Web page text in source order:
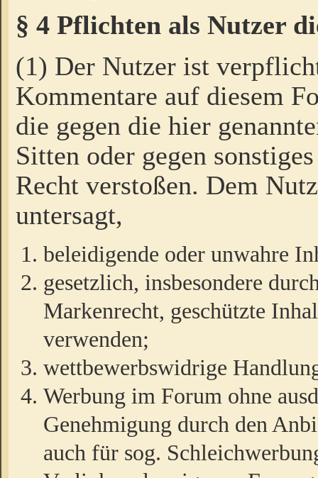
§ 4 Pflichten als Nutzer
(1) Der Nutzer ist
Kommentare auf diesem
die gegen die hier
Sitten oder gegen
Recht verstoßen. Dem
untersagt,
beleidigende oder unwahre
gesetzlich, insbesondere
Markenrecht, geschützte
verwenden;
wettbewerbswidrige
Werbung im Forum ohne
Genehmigung durch den
auch für sog.